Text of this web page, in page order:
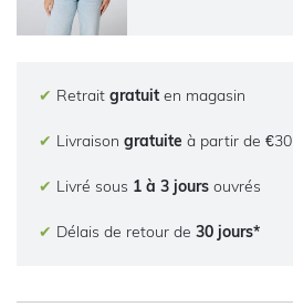
✔ Retrait gratuit en magasin
✔ Livraison gratuite à partir de €30
✔ Livré sous 1 à 3 jours ouvrés
✔ Délais de retour de 30 jours*